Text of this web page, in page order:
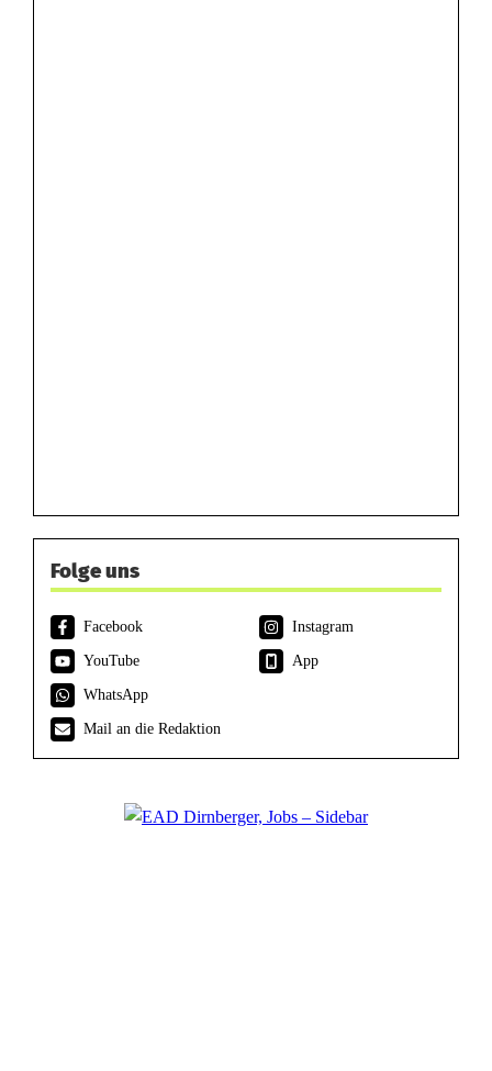
Folge uns
Facebook
Instagram
YouTube
App
WhatsApp
Mail an die Redaktion